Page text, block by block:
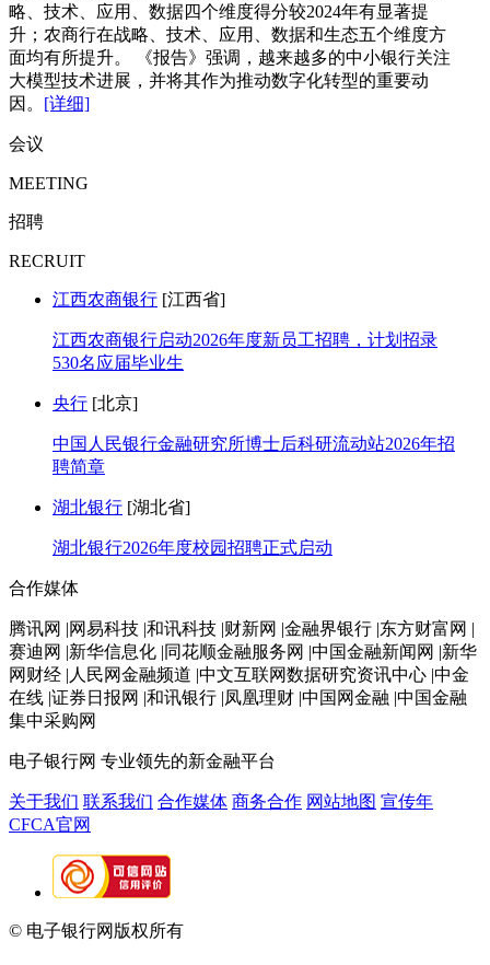
略、技术、应用、数据四个维度得分较2024年有显著提
升；农商行在战略、技术、应用、数据和生态五个维度方
面均有所提升。 《报告》强调，越来越多的中小银行关注
大模型技术进展，并将其作为推动数字化转型的重要动
因。 [详细]
会议
MEETING
招聘
RECRUIT
江西农商银行 [江西省]
江西农商银行启动2026年度新员工招聘，计划招录
530名应届毕业生
央行 [北京]
中国人民银行金融研究所博士后科研流动站2026年招
聘简章
湖北银行 [湖北省]
湖北银行2026年度校园招聘正式启动
合作媒体
腾讯网 |网易科技 |和讯科技 |财新网 |金融界银行 |东方财富网 |
赛迪网 |新华信息化 |同花顺金融服务网 |中国金融新闻网 |新华
网财经 |人民网金融频道 |中文互联网数据研究资讯中心 |中金
在线 |证券日报网 |和讯银行 |凤凰理财 |中国网金融 |中国金融
集中采购网
电子银行网 专业领先的新金融平台
关于我们 联系我们 合作媒体 商务合作 网站地图 宣传年
CFCA官网
© 电子银行网版权所有